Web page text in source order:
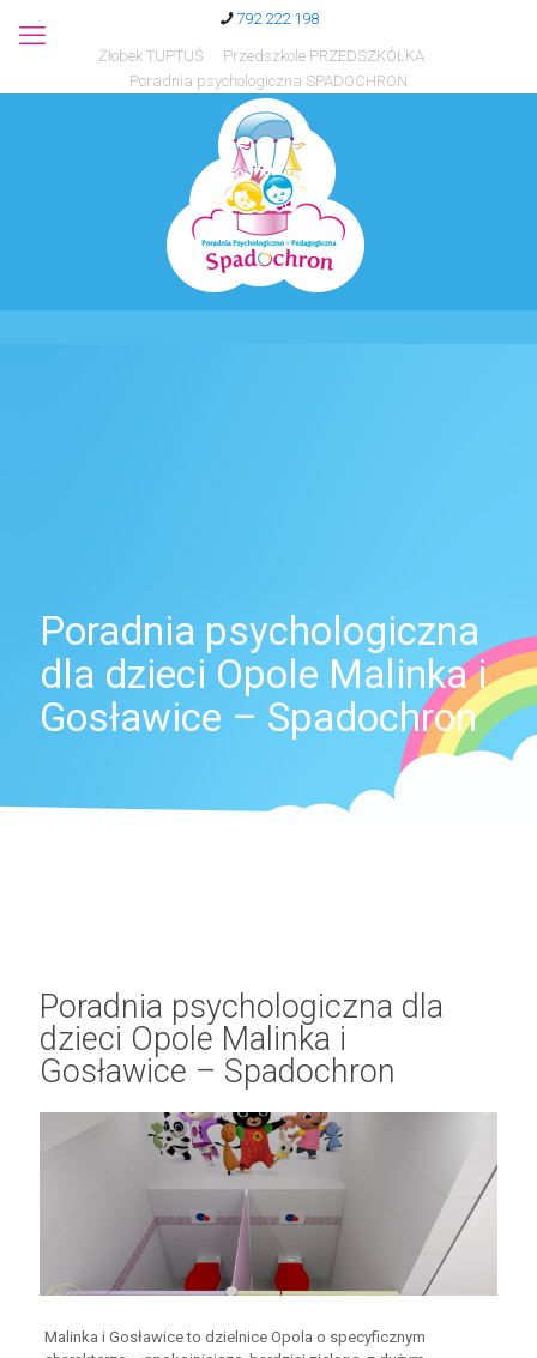
792 222 198
Żłobek TUPTUŚ
Przedszkole PRZEDSZKÓŁKA
Poradnia psychologiczna SPADOCHRON
Poradnia psychologiczna
dla dzieci Opole Malinka i
Gosławice – Spadochron
Poradnia psychologiczna dla
dzieci Opole Malinka i
Gosławice – Spadochron
Malinka i Gosławice to dzielnice Opola o specyficznym